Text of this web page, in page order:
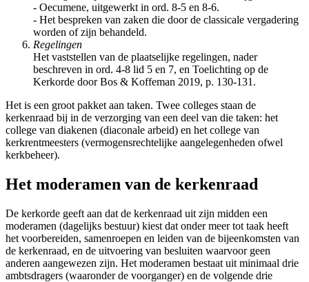
- Oecumene, uitgewerkt in ord. 8-5 en 8-6.
- Het bespreken van zaken die door de classicale vergadering
worden of zijn behandeld.
Regelingen
Het vaststellen van de plaatselijke regelingen, nader
beschreven in ord. 4-8 lid 5 en 7, en Toelichting op de
Kerkorde door Bos & Koffeman 2019, p. 130-131.
Het is een groot pakket aan taken. Twee colleges staan de
kerkenraad bij in de verzorging van een deel van die taken: het
college van diakenen (diaconale arbeid) en het college van
kerkrentmeesters (vermogensrechtelijke aangelegenheden ofwel
kerkbeheer).
Het moderamen van de kerkenraad
De kerkorde geeft aan dat de kerkenraad uit zijn midden een
moderamen (dagelijks bestuur) kiest dat onder meer tot taak heeft
het voorbereiden, samenroepen en leiden van de bijeenkomsten van
de kerkenraad, en de uitvoering van besluiten waarvoor geen
anderen aangewezen zijn. Het moderamen bestaat uit minimaal drie
ambtsdragers (waaronder de voorganger) en de volgende drie